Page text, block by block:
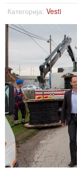
Категорија: Vesti